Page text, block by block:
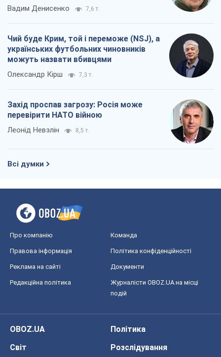
Вадим Денисенко 7,6 т.
Чий буде Крим, той і переможе (NSJ), а
українських футбольних чиновників
можуть назвати вбивцями
Олександр Кірш 7,3 т.
Захід проспав загрозу: Росія може
перевірити НАТО війною
Леонід Невзлін 8,5 т.
Всі думки
Про компанію Команда
Правова інформація Політика конфіденційності
Реклама на сайті Документи
Редакційна політика
Журналісти OBOZ.UA на місці
подій
OBOZ.UA
Політика
Світ
Розслідування